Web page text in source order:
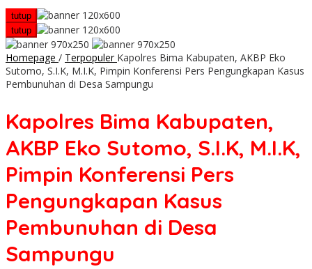
tutup
tutup
Homepage / Terpopuler Kapolres Bima Kabupaten, AKBP Eko
Sutomo, S.I.K, M.I.K, Pimpin Konferensi Pers Pengungkapan Kasus
Pembunuhan di Desa Sampungu
Kapolres Bima Kabupaten,
AKBP Eko Sutomo, S.I.K, M.I.K,
Pimpin Konferensi Pers
Pengungkapan Kasus
Pembunuhan di Desa
Sampungu